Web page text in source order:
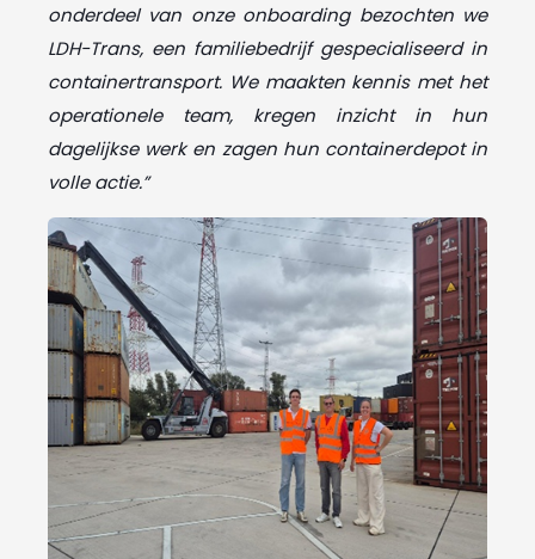
onderdeel van onze onboarding bezochten we
LDH-Trans, een familiebedrijf gespecialiseerd in
containertransport. We maakten kennis met het
operationele team, kregen inzicht in hun
dagelijkse werk en zagen hun containerdepot in
volle actie.”